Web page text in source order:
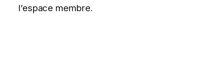
l’espace membre.